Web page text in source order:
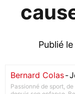
Publié
Bernard Colas-
Passionné de sport,